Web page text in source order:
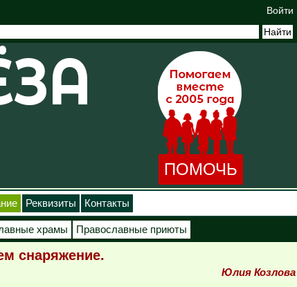
Войти
ПОМОЧЬ
Реквизиты Контакты
храмы Православные приюты
снаряжение.
Юлия Козлова